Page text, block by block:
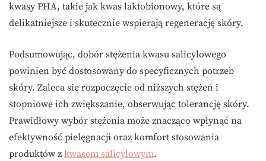
kwasy PHA, takie jak kwas laktobionowy, które są
delikatniejsze i skutecznie wspierają regenerację skóry.
Podsumowując, dobór stężenia kwasu salicylowego
powinien być dostosowany do specyficznych potrzeb
skóry. Zaleca się rozpoczęcie od niższych stężeń i
stopniowe ich zwiększanie, obserwując tolerancję skóry.
Prawidłowy wybór stężenia może znacząco wpłynąć na
efektywność pielęgnacji oraz komfort stosowania
produktów z kwasem salicylowym.